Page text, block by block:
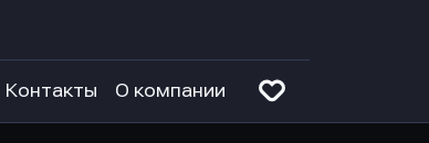
Контакты О компании